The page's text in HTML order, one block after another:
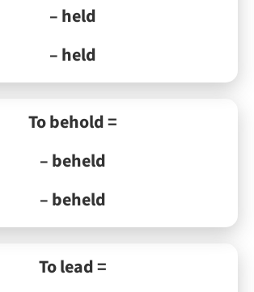
– held
– held
To behold =
– beheld
– beheld
To lead =